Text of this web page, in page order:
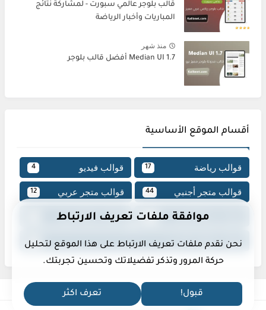
موافقة ملفات تعريف الارتباط
نحن نقدم ملفات تعريف الارتباط على هذا الموقع لتحليل
حركة المرور وتذكر تفضيلاتك وتحسين تجربتك.
قبول! تعرف اكثر
قالب بلوجر عالمي سبورت - لمشاركة نتائج
المباريات وأخبار الرياضة
منذ شهر
Median UI 1.7 أفضل قالب بلوجر
أقسام الموقع الأساسية
قوالب رياضة 17 قوالب فيديو 4
قوالب متجر أجنبي 44 قوالب متجر عربي 12
قوالب مجلة أجنبي 127 قوالب مجلة عربي
قوالب ملفات أجنبي 18